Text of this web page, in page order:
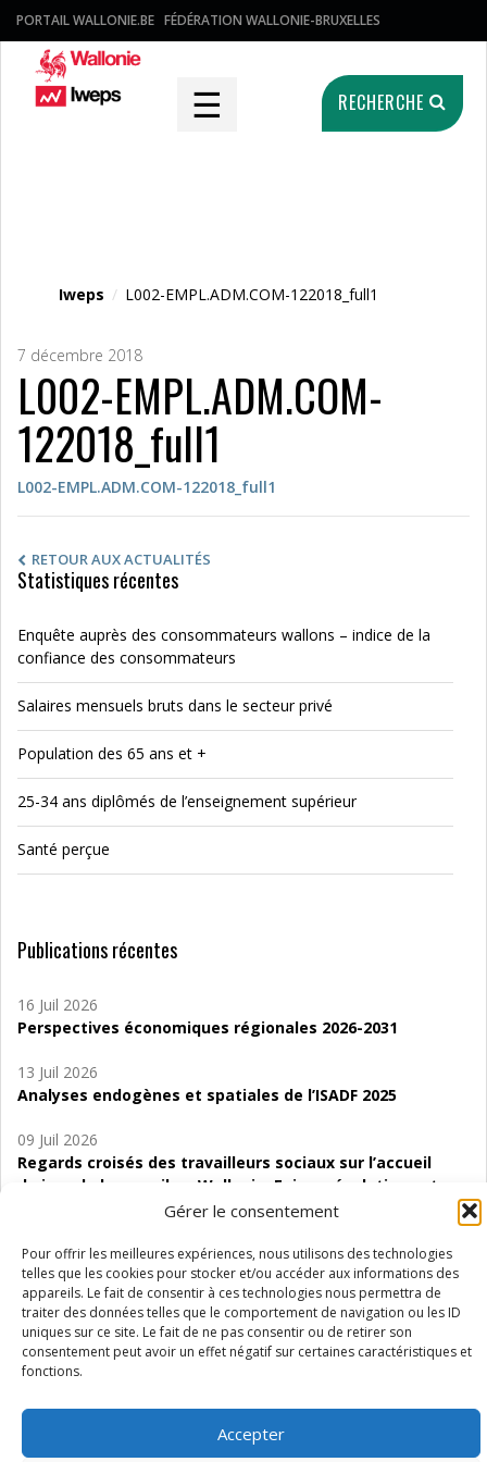
Gérer le consentement
Pour offrir les meilleures expériences, nous utilisons des technologies
telles que les cookies pour stocker et/ou accéder aux informations des
appareils. Le fait de consentir à ces technologies nous permettra de
traiter des données telles que le comportement de navigation ou les ID
uniques sur ce site. Le fait de ne pas consentir ou de retirer son
consentement peut avoir un effet négatif sur certaines caractéristiques et
fonctions.
Accepter
PORTAIL WALLONIE.BE FÉDÉRATION WALLONIE-BRUXELLES
☰ RECHERCHE
Iweps / L002-EMPL.ADM.COM-122018_full1
7 décembre 2018
L002-EMPL.ADM.COM-
122018_full1
L002-EMPL.ADM.COM-122018_full1
RETOUR AUX ACTUALITÉS
Statistiques récentes
Enquête auprès des consommateurs wallons – indice de la
confiance des consommateurs
Salaires mensuels bruts dans le secteur privé
Population des 65 ans et +
25-34 ans diplômés de l’enseignement supérieur
Santé perçue
Publications récentes
16 Juil 2026
Perspectives économiques régionales 2026-2031
13 Juil 2026
Analyses endogènes et spatiales de l’ISADF 2025
09 Juil 2026
Regards croisés des travailleurs sociaux sur l’accueil
de jour de bas seuil en Wallonie. Enjeux, évolutions et
06 Juil 2026
Étude d’évaluabilité des Structures
d’accompagnement à l’autocréation d’emploi (SAACE)
01 Juil 2026
Pénurie du personnel infirmier :quels indicateurs
Wallonie ?